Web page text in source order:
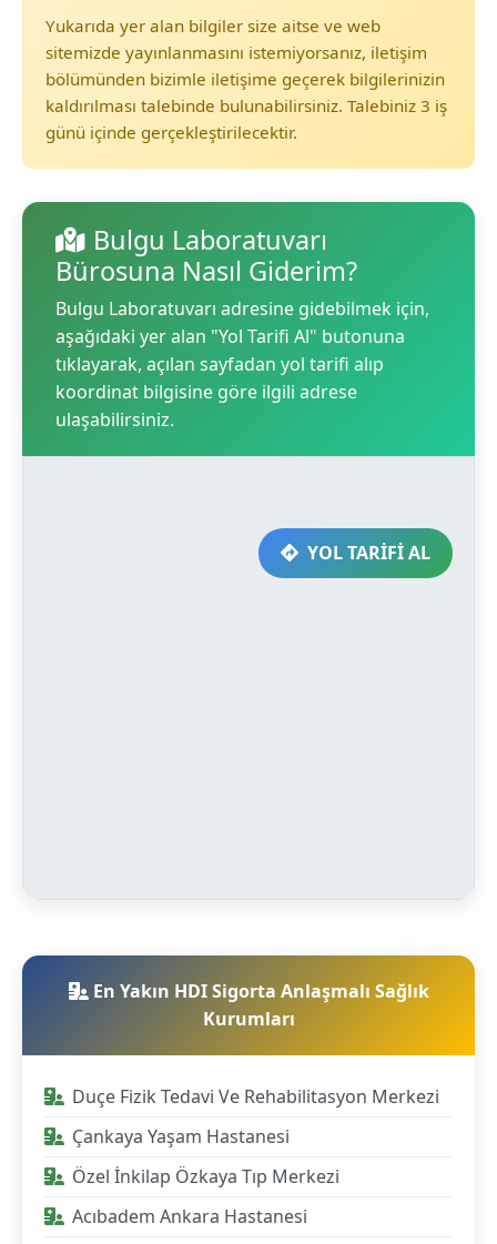
Yukarıda yer alan bilgiler size aitse ve web
sitemizde yayınlanmasını istemiyorsanız, iletişim
bölümünden bizimle iletişime geçerek bilgilerinizin
kaldırılması talebinde bulunabilirsiniz. Talebiniz 3 iş
günü içinde gerçekleştirilecektir.
Bulgu Laboratuvarı
Bürosuna Nasıl Giderim?
Bulgu Laboratuvarı adresine gidebilmek için,
aşağıdaki yer alan "Yol Tarifi Al" butonuna
tıklayarak, açılan sayfadan yol tarifi alıp
koordinat bilgisine göre ilgili adrese
ulaşabilirsiniz.
YOL TARİFİ AL
En Yakın HDI Sigorta Anlaşmalı Sağlık
Kurumları
Duçe Fizik Tedavi Ve Rehabilitasyon Merkezi
Çankaya Yaşam Hastanesi
Özel İnkilap Özkaya Tıp Merkezi
Acıbadem Ankara Hastanesi